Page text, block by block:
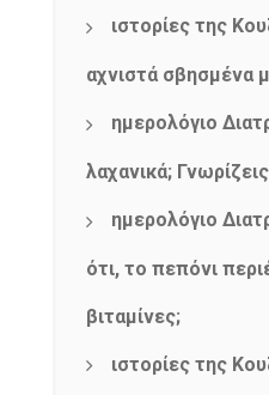
ιστορίες της
αχνιστά σβησμένα
ημερολόγιο
λαχανικά;
ημερολόγιο
ότι, το πεπόνι
βιταμίνες;
ιστορίες της